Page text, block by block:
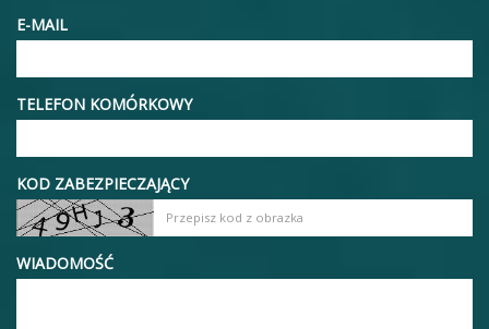
E-MAIL
TELEFON KOMÓRKOWY
KOD ZABEZPIECZAJĄCY
WIADOMOŚĆ